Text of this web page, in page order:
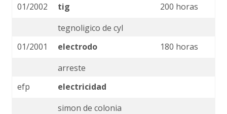
01/2002
tig
200 horas
tegnoligico de cyl
01/2001
electrodo
180 horas
arreste
efp
electricidad
simon de colonia